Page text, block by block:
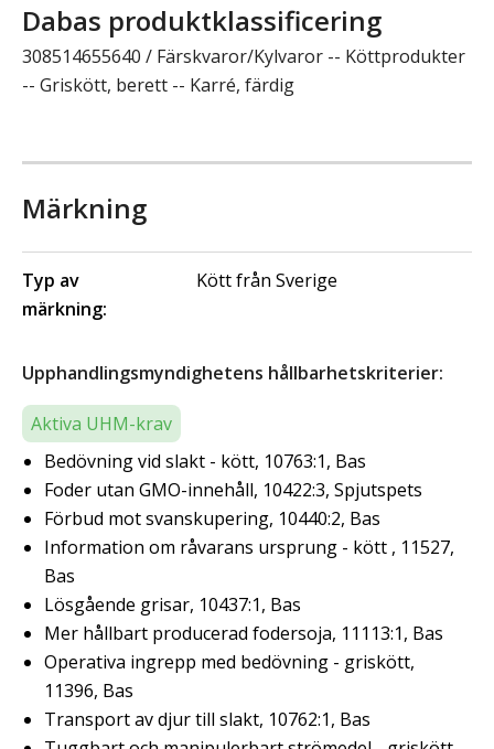
Dabas produktklassificering
308514655640 / Färskvaror/Kylvaror -- Köttprodukter
-- Griskött, berett -- Karré, färdig
Märkning
Typ av
märkning:
Kött från Sverige
Upphandlingsmyndighetens hållbarhetskriterier:
Aktiva UHM-krav
Bedövning vid slakt - kött, 10763:1, Bas
Foder utan GMO-innehåll, 10422:3, Spjutspets
Förbud mot svanskupering, 10440:2, Bas
Information om råvarans ursprung - kött , 11527,
Bas
Lösgående grisar, 10437:1, Bas
Mer hållbart producerad fodersoja, 11113:1, Bas
Operativa ingrepp med bedövning - griskött,
11396, Bas
Transport av djur till slakt, 10762:1, Bas